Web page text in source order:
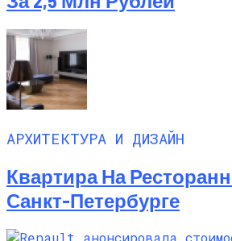
АРХИТЕКТУРА И ДИЗАЙН
Квартира На
Санкт-Петербурге